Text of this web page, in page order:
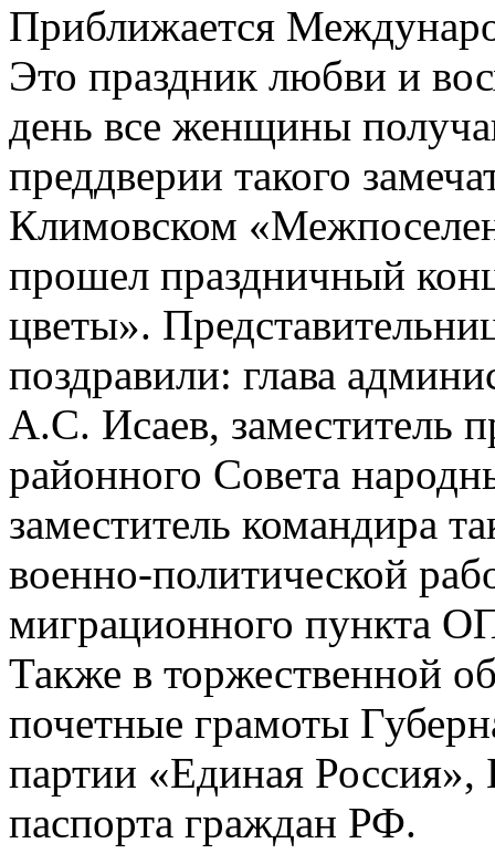
Приближается
Это праздник любви и
день все женщины
преддверии такого
Климовском
прошел праздничный
цветы».
поздравили: глава
А.С. Исаев, заместитель
районного Совета
заместитель командира
военно-политической
миграционного пункта
Также в торжественной
почетные грамоты
партии «Единая
паспорта граждан РФ.